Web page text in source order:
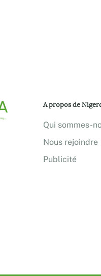
A propos de
Qui sommes-
Nous rejoindre
Publicité